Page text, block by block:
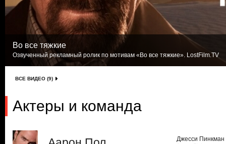
Во все тяжкие
Озвученный рекламный ролик по мотивам «Во все тяжкие». LostFilm.TV
ВСЕ ВИДЕО (9)
Актеры и команда
Джесси Пинкман